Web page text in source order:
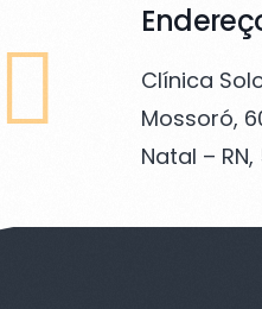
Clínica
Mossoró,
Natal –